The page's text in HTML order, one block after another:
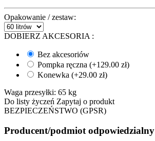
Opakowanie / zestaw:
DOBIERZ AKCESORIA :
Bez akcesoriów
Pompka ręczna (+129.00 zł)
Konewka (+29.00 zł)
Waga przesyłki: 65 kg
Do listy życzeń Zapytaj o produkt
BEZPIECZEŃSTWO (GPSR)
Producent/podmiot odpowiedzialny